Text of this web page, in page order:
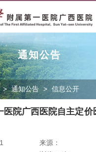
通知公告
> 通知公告 > 信息公开
医院广西医院自主定价
来源：